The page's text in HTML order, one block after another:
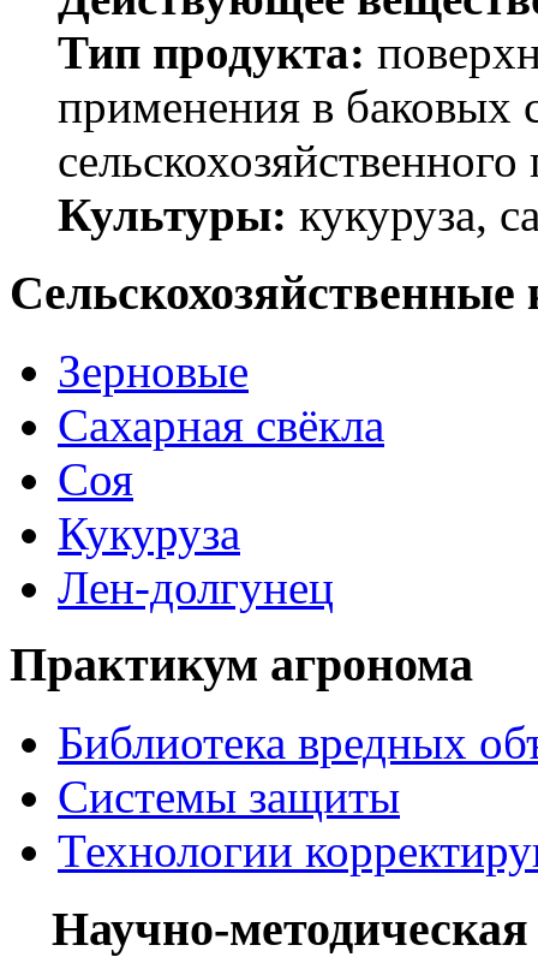
Тип продукта:
применения в баковых
сельскохозяйственного
Культуры: кукуруза,
Сельскохозяйственные
Зерновые
Сахарная свёкла
Соя
Кукуруза
Лен-долгунец
Практикум агронома
Библиотека вредных
Системы защиты
Технологии
Научно-методическая